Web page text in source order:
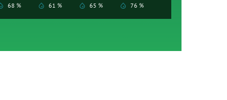
68 %
61 %
65 %
76 %